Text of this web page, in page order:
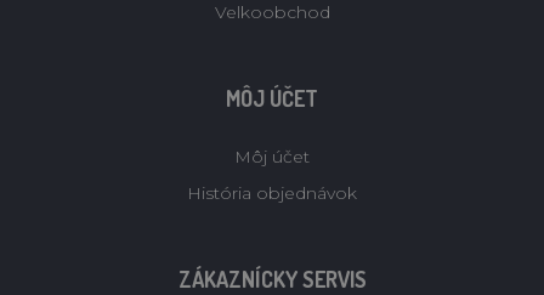
Velkoobchod
MÔJ ÚČET
Môj účet
História objednávok
ZÁKAZNÍCKY SERVIS